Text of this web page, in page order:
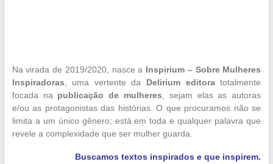
Na virada de 2019/2020, nasce a Inspirium – Sobre Mulheres
Inspiradoras , uma vertente da Delirium editoratotalmente
focada na publicação de mulheres , sejam elas as autoras
e/ou as protagonistas das histórias. O que procuramos não se
limita a um único gênero; está em toda e qualquer palavra que
revele a complexidade que ser mulher guarda.
Buscamos textos inspirados e que inspirem.